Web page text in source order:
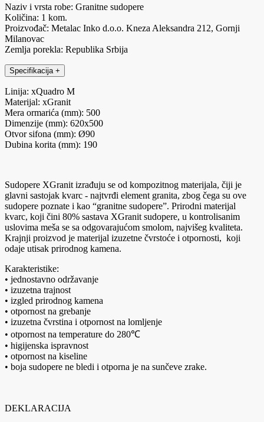
Naziv i vrsta robe: Granitne sudopere
Količina: 1 kom.
Proizvođač: Metalac Inko d.o.o. Kneza Aleksandra 212, Gornji
Milanovac
Zemlja porekla: Republika Srbija
Specifikacija +
Linija: xQuadro M
Materijal: xGranit
Mera ormarića (mm): 500
Dimenzije (mm): 620x500
Otvor sifona (mm): Ø90
Dubina korita (mm): 190
Sudopere XGranit izrađuju se od kompozitnog materijala, čiji je
glavni sastojak kvarc - najtvrđi element granita, zbog čega su ove
sudopere poznate i kao “granitne sudopere”. Prirodni materijal
kvarc, koji čini 80% sastava XGranit sudopere, u kontrolisanim
uslovima meša se sa odgovarajućom smolom, najvišeg kvaliteta.
Krajnji proizvod je materijal izuzetne čvrstoće i otpornosti, koji
odaje utisak prirodnog kamena.
Karakteristike:
• jednostavno održavanje
• izuzetna trajnost
• izgled prirodnog kamena
• otpornost na grebanje
• izuzetna čvrstina i otpornost na lomljenje
• otpornost na temperature do 280℃
• higijenska ispravnost
• otpornost na kiseline
• boja sudopere ne bledi i otporna je na sunčeve zrake.
DEKLARACIJA